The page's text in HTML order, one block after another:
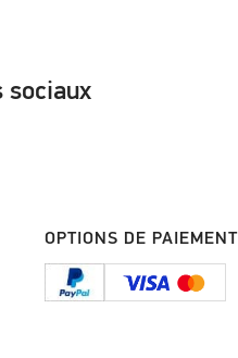
sociaux
OPTIONS DE PAIEMENT